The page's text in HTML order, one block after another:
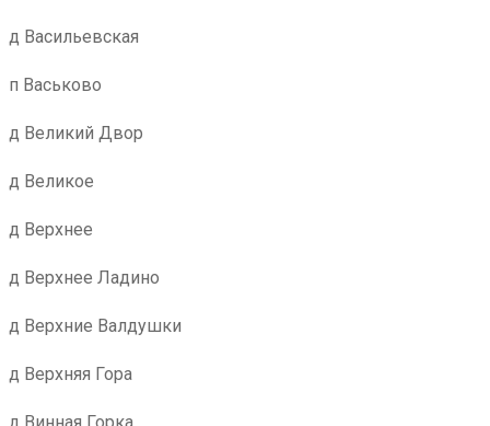
д Васильевская
п Васьково
д Великий Двор
д Великое
д Верхнее
д Верхнее Ладино
д Верхние Валдушки
д Верхняя Гора